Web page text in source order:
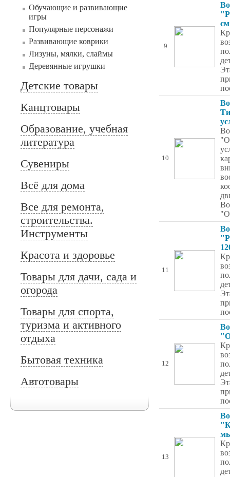
Обучающие и развивающие
игры
Популярные персонажи
Развивающие коврики
Лизуны, мялки, слаймы
Деревянные игрушки
Детские товары
Канцтовары
Образование, учебная
литература
Сувениры
Всё для дома
Все для ремонта,
строительства.
Инструменты
Красота и здоровье
Товары для дачи, сада и
огорода
Товары для спорта,
туризма и активного
отдыха
Бытовая техника
Автотовары
9
см
10
11
12
13